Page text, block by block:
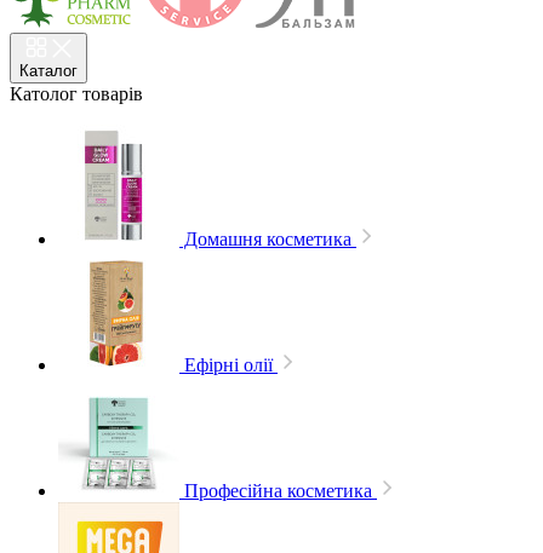
Каталог
Католог товарів
Домашня косметика
Ефірні олії
Професійна косметика